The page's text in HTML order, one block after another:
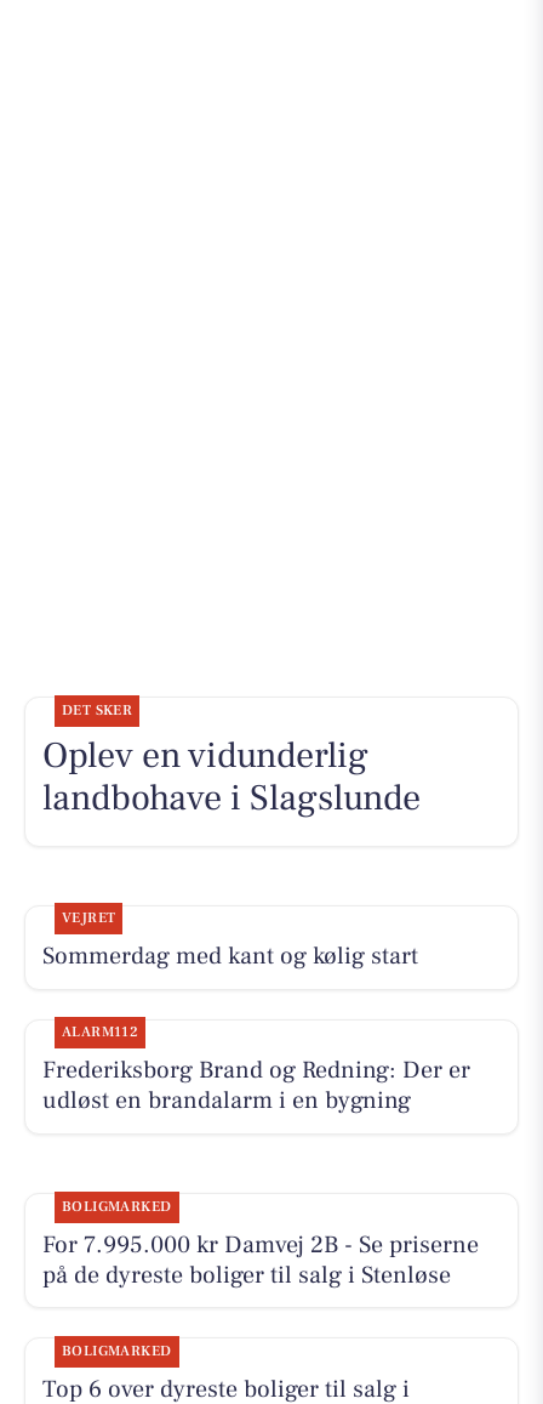
DET SKER
Oplev en vidunderlig
landbohave i Slagslunde
VEJRET
Sommerdag med kant og kølig start
ALARM112
Frederiksborg Brand og Redning: Der er
udløst en brandalarm i en bygning
BOLIGMARKED
For 7.995.000 kr Damvej 2B - Se priserne
på de dyreste boliger til salg i Stenløse
BOLIGMARKED
Top 6 over dyreste boliger til salg i